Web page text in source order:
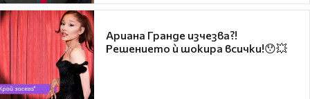
Ариана Гранде изчезва?!
Решението ѝ шокира всички!😯💥